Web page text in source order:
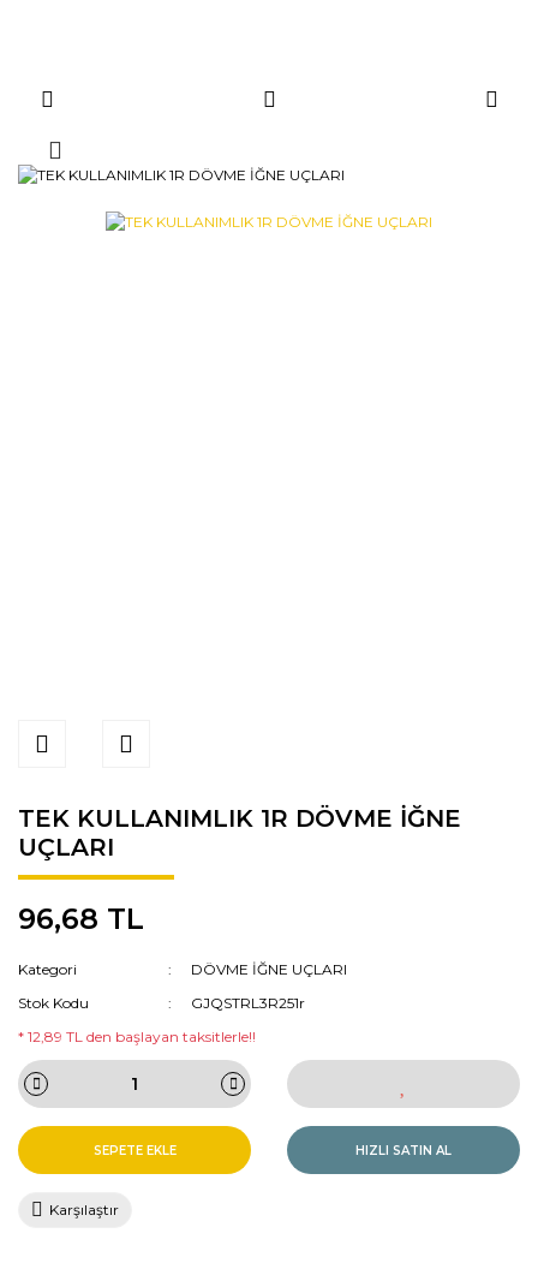
TEK KULLANIMLIK 1R DÖVME İĞNE
UÇLARI
96,68 TL
Kategori
DÖVME İĞNE UÇLARI
Stok Kodu
GJQSTRL3R251r
* 12,89 TL den başlayan taksitlerle!!
SEPETE EKLE HIZLI SATIN AL
Karşılaştır